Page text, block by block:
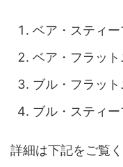
ベア・スティー
ベア・フラット
ブル・フラット
ブル・スティー
詳細は下記をご覧く